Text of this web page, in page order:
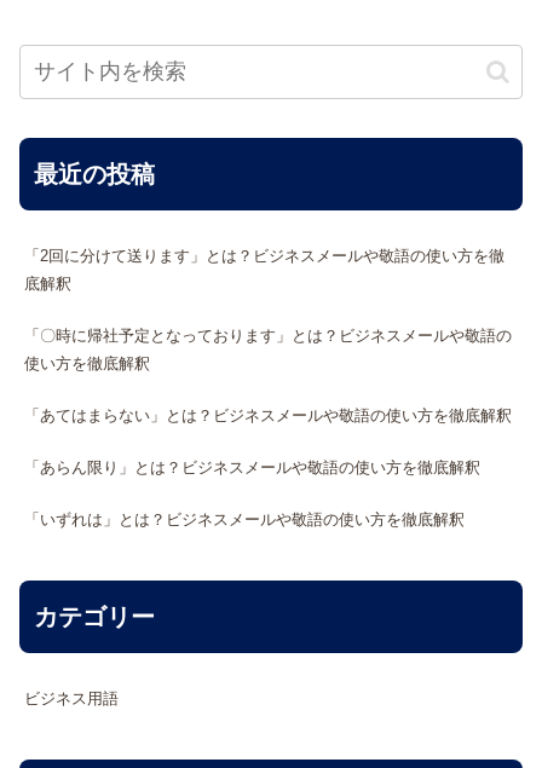
最近の投稿
「2回に分けて送ります」とは？ビジネスメールや敬語の使い方を徹
底解釈
「〇時に帰社予定となっております」とは？ビジネスメールや敬語の
使い方を徹底解釈
「あてはまらない」とは？ビジネスメールや敬語の使い方を徹底解釈
「あらん限り」とは？ビジネスメールや敬語の使い方を徹底解釈
「いずれは」とは？ビジネスメールや敬語の使い方を徹底解釈
カテゴリー
ビジネス用語